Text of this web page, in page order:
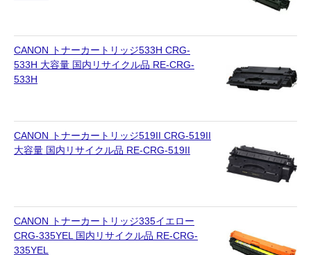
CANON トナーカートリッジ533H CRG-
533H 大容量 国内リサイクル品 RE-CRG-
533H
CANON トナーカートリッジ519II CRG-519II
大容量 国内リサイクル品 RE-CRG-519II
CANON トナーカートリッジ335イエロー
CRG-335YEL 国内リサイクル品 RE-CRG-
335YEL